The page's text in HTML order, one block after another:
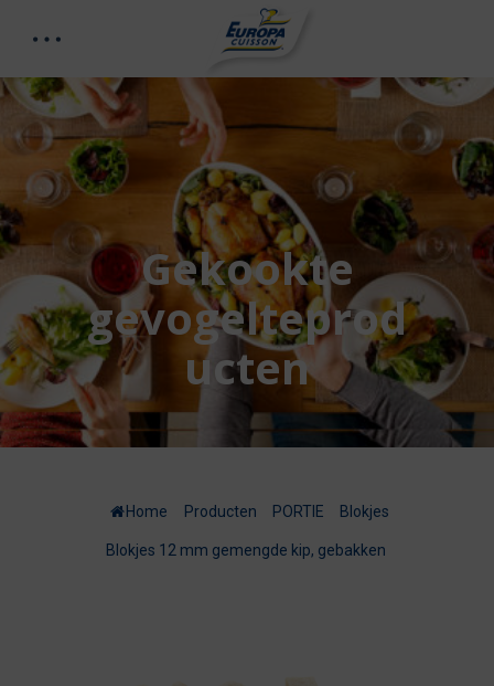
Gekookte
gevogelteprod
ucten
Home Producten PORTIE Blokjes
Blokjes 12 mm gemengde kip, gebakken